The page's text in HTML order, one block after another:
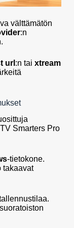
välttämätön
:n
url :n tai xtream
Smarters Pro
-tietokone.
takaavat